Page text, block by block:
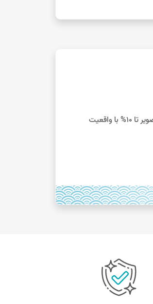
با توجه به تفاوت نمایش رنگ‌ها در صفحه نمایش دستگاه‌های مختلف، رنگ محصولات در تصویر تا 10% با واقعیت